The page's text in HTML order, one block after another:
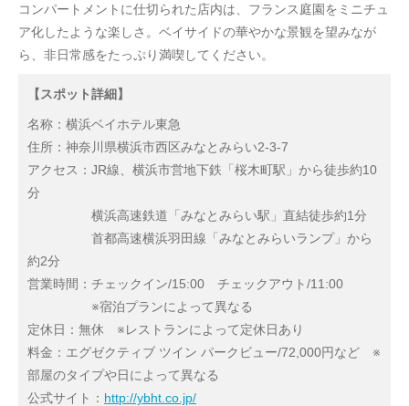
コンパートメントに仕切られた店内は、フランス庭園をミニチュ
ア化したような楽しさ。ベイサイドの華やかな景観を望みなが
ら、非日常感をたっぷり満喫してください。
【スポット詳細】
名称：横浜ベイホテル東急
住所：神奈川県横浜市西区みなとみらい2-3-7
アクセス：JR線、横浜市営地下鉄「桜木町駅」から徒歩約10
分
横浜高速鉄道「みなとみらい駅」直結徒歩約1分
首都高速横浜羽田線「みなとみらいランプ」から
約2分
営業時間：チェックイン/15:00 チェックアウト/11:00
※宿泊プランによって異なる
定休日：無休 ※レストランによって定休日あり
料金：エグゼクティブ ツイン パークビュー/72,000円など ※
部屋のタイプや日によって異なる
公式サイト： http://ybht.co.jp/